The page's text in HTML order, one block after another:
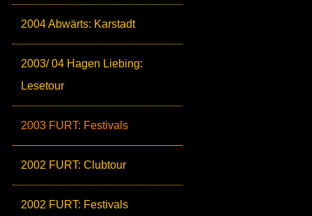
2004 Abwärts: Karstadt
2003/ 04 Hagen Liebing:
Lesetour
2003 FURT: Festivals
2002 FURT: Clubtour
2002 FURT: Festivals